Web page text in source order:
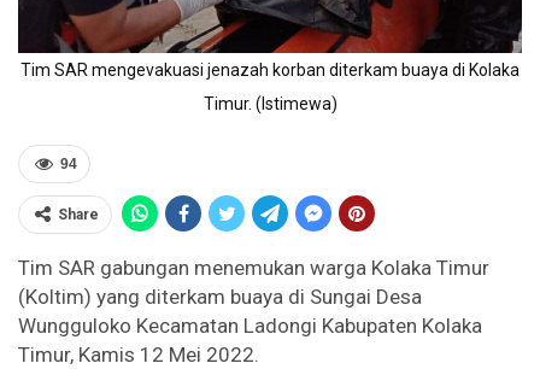
Tim SAR mengevakuasi jenazah korban diterkam buaya di Kolaka
Timur. (Istimewa)
94
Share
Tim SAR gabungan menemukan warga Kolaka Timur
(Koltim) yang diterkam buaya di Sungai Desa
Wungguloko Kecamatan Ladongi Kabupaten Kolaka
Timur, Kamis 12 Mei 2022.